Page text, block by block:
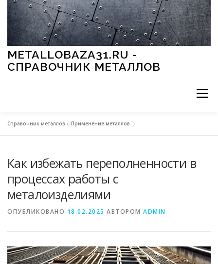
Перейти к содержимому
METALLOBAZA31.RU -
СПРАВОЧНИК МЕТАЛЛОВ
Меню
МЕТАЛЛЫ И ОКРУЖАЮЩАЯ СРЕДА
ПРИМЕНЕНИЕ МЕТАЛЛОВ
Справочник металлов »Применение металлов
Как избежать переполненности в
процессах работы с
металоизделиями
ОПУБЛИКОВАНО 18.02.2025 АВТОРОМ ADMIN